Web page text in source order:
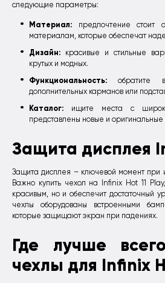
следующие параметры:
Материал: предпочтение стоит
материалам, которые обеспечат
Дизайн: красивые и стильные
крутых и модных.
Функциональность: обратите
дополнительных карманов или
Каталог: ищите места с
представлены новые и оригинальные
Защита дисплея
Защита дисплея – ключевой момент при
Важно купить чехол на Infinix Hot 11
красивым, но и обеспечит достаточный
чехлы оборудованы встроенными
которые защищают экран при падениях.
Где лучше
чехлы для Infinix